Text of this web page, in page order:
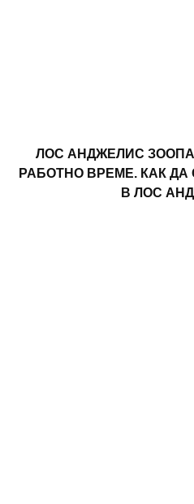
ЛОС АНДЖЕЛИС
РАБОТНО ВРЕМЕ. КАК
В ЛОС